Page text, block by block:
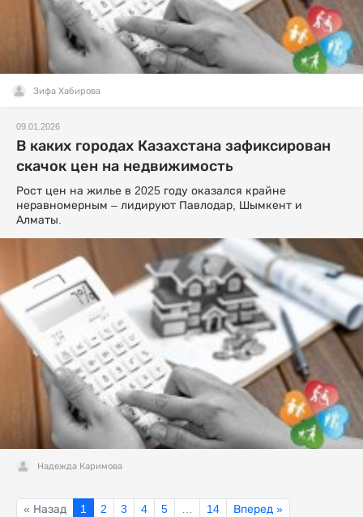
Зифа Хабирова
09.01.2026
В каких городах Казахстана зафиксирован
скачок цен на недвижимость
Рост цен на жилье в 2025 году оказался крайне
неравномерным – лидируют Павлодар, Шымкент и
Алматы.
Надежда Каримова
« Назад 1 2 3 4 5 … 14 Вперед »